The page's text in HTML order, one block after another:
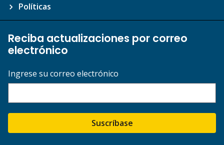
Políticas
Reciba actualizaciones por correo
electrónico
Ingrese su correo electrónico
Suscríbase